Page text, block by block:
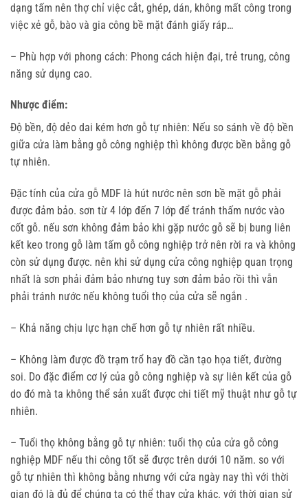
dạng tấm nên thợ chỉ việc cắt, ghép, dán, không mất công trong
việc xẻ gỗ, bào và gia công bề mặt đánh giấy ráp…
– Phù hợp với phong cách: Phong cách hiện đại, trẻ trung, công
năng sử dụng cao.
Nhược điểm:
Độ bền, độ dẻo dai kém hơn gỗ tự nhiên: Nếu so sánh về độ bền
giữa cửa làm bằng gỗ công nghiệp thì không được bền bằng gỗ
tự nhiên.
Đặc tính của cửa gỗ MDF là hút nước nên sơn bề mặt gỗ phải
được đảm bảo. sơn từ 4 lớp đến 7 lớp để tránh thấm nước vào
cốt gỗ. nếu sơn không đảm bảo khi gặp nước gỗ sẽ bị bung liên
kết keo trong gỗ làm tấm gỗ công nghiệp trở nên rời ra và không
còn sử dụng được. nên khi sử dụng cửa công nghiệp quan trọng
nhất là sơn phải đảm bảo nhưng tuy sơn đảm bảo rồi thì vẫn
phải tránh nước nếu không tuổi thọ của cửa sẽ ngắn .
– Khả năng chịu lực hạn chế hơn gỗ tự nhiên rất nhiều.
– Không làm được đồ trạm trổ hay đồ cần tạo họa tiết, đường
soi. Do đặc điểm cơ lý của gỗ công nghiệp và sự liên kết của gỗ
do đó mà ta không thể sản xuất được chi tiết mỹ thuật như gỗ tự
nhiên.
– Tuổi thọ không bằng gỗ tự nhiên: tuổi thọ của cửa gỗ công
nghiệp MDF nếu thi công tốt sẽ được trên dưới 10 năm. so với
gỗ tự nhiên thì không bằng nhưng với cửa ngày nay thì với thời
gian đó là đủ để chúng ta có thể thay cửa khác. với thời gian sử